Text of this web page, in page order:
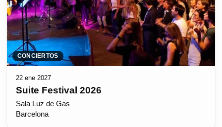
CONCIERTOS
22 ene 2027
Suite Festival 2026
Sala Luz de Gas
Barcelona